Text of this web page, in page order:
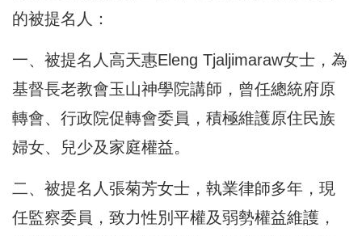
的被提名人：
一、被提名人高天惠Eleng Tjaljimaraw女士，為
基督長老教會玉山神學院講師，曾任總統府原
轉會、行政院促轉會委員，積極維護原住民族
婦女、兒少及家庭權益。
二、被提名人張菊芳女士，執業律師多年，現
任監察委員，致力性別平權及弱勢權益維護，